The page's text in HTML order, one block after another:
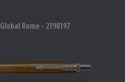
Rome - 2198197